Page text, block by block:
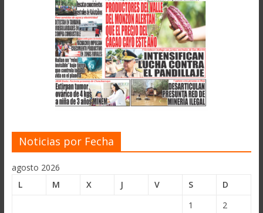
Noticias por Fecha
agosto 2026
L
M X J V S
D
1
2